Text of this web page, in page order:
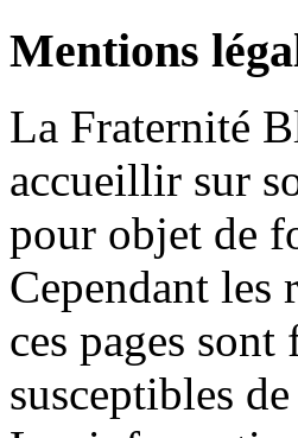
Mentions
La Fraternité
accueillir sur
pour objet de
Cependant les
ces pages
susceptibles